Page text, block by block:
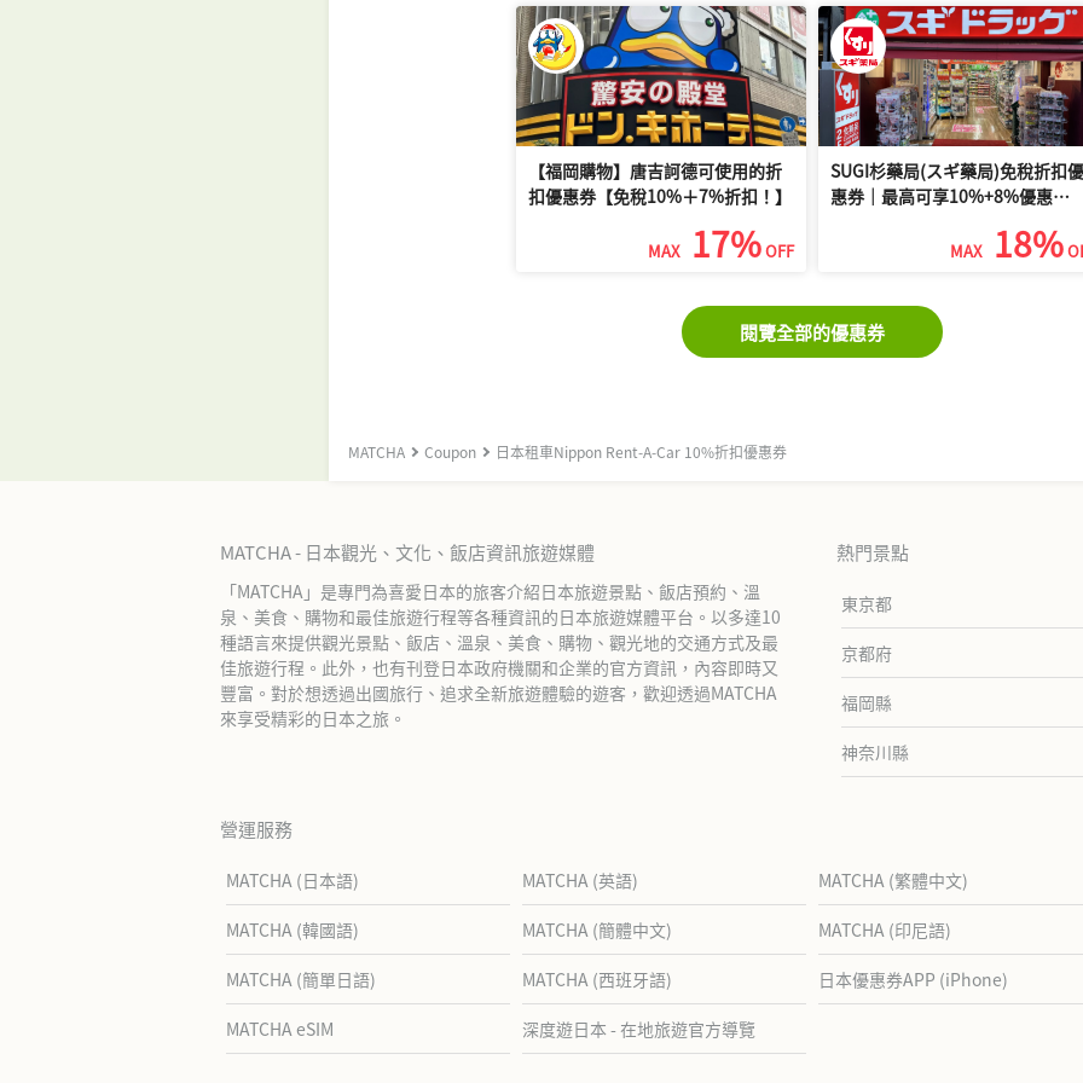
【福岡購物】唐吉訶德可使用的折
扣優惠券【免稅10%＋7%折扣！】
MAX 17%OFF
SUGI杉藥局(スギ藥局)免稅折扣優
惠券｜最高可享10%+8%優惠
MAX 18%
閱覽全部的優惠券
MATCHA Coupon 日本租車Nippon Rent-A-Car 10%折扣優惠券
MATCHA - 日本觀光、文化、飯店資訊旅遊媒體
「MATCHA」是專門為喜愛日本的旅客介紹日本旅遊景點、飯店預約、溫
泉、美食、購物和最佳旅遊行程等各種資訊的日本旅遊媒體平台。以多達10
種語言來提供觀光景點、飯店、溫泉、美食、購物、觀光地的交通方式及最
佳旅遊行程。此外，也有刊登日本政府機關和企業的官方資訊，內容即時又
豐富。對於想透過出國旅行、追求全新旅遊體驗的遊客，歡迎透過MATCHA
來享受精彩的日本之旅。
熱門景點
東京都
京都府
福岡縣
神奈川縣
營運服務
MATCHA (日本語) MATCHA (英語) MATCHA (繁體中文)
MATCHA (韓國語) MATCHA (簡體中文) MATCHA (印尼語)
MATCHA (簡單日語) MATCHA (西班牙語) 日本優惠券APP (iPhone)
MATCHA eSIM 深度遊日本 - 在地旅遊官方導覽